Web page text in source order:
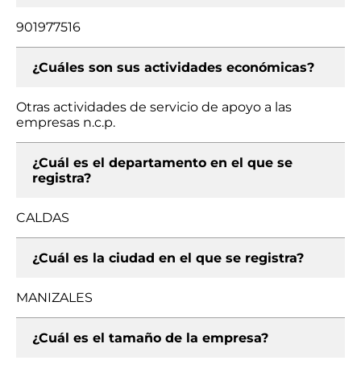
901977516
¿Cuáles son sus actividades económicas?
Otras actividades de servicio de apoyo a las
empresas n.c.p.
¿Cuál es el departamento en el que se
registra?
CALDAS
¿Cuál es la ciudad en el que se registra?
MANIZALES
¿Cuál es el tamaño de la empresa?